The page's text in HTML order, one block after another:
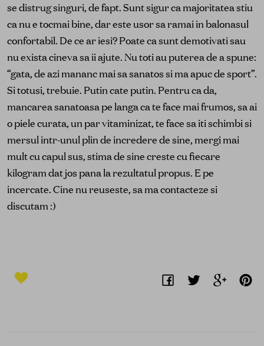
se distrug singuri, de fapt. Sunt sigur ca majoritatea stiu
ca nu e tocmai bine, dar este usor sa ramai in balonasul
confortabil. De ce ar iesi? Poate ca sunt demotivati sau
nu exista cineva sa ii ajute. Nu toti au puterea de a spune:
“gata, de azi mananc mai sa sanatos si ma apuc de sport”.
Si totusi, trebuie. Putin cate putin. Pentru ca da,
mancarea sanatoasa pe langa ca te face mai frumos, sa ai
o piele curata, un par vitaminizat, te face sa iti schimbi si
mersul intr-unul plin de incredere de sine, mergi mai
mult cu capul sus, stima de sine creste cu fiecare
kilogram dat jos pana la rezultatul propus. E pe
incercate. Cine nu reuseste, sa ma contacteze si
discutam :)